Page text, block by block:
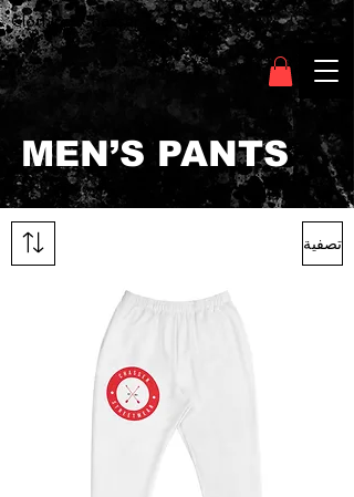
Clothing Chasser
MEN’S PANTS
تصفية